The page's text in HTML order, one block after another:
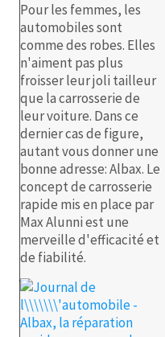
Pour les femmes, les
automobiles sont
comme des robes. Elles
n'aiment pas plus
froisser leur joli tailleur
que la carrosserie de
leur voiture. Dans ce
dernier cas de figure,
autant vous donner une
bonne adresse: Albax. Le
concept de carrosserie
rapide mis en place par
Max Alunni est une
merveille d'efficacité et
de fiabilité.